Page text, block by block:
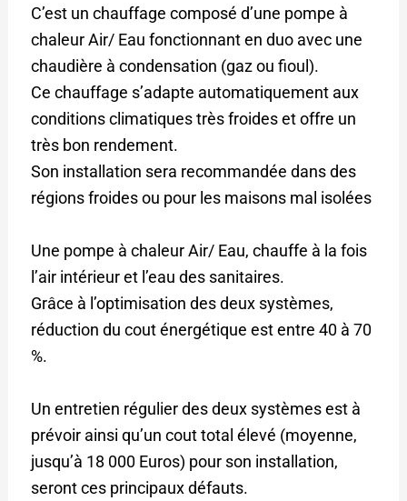
C’est un chauffage composé d’une pompe à
chaleur Air/ Eau fonctionnant en duo avec une
chaudière à condensation (gaz ou fioul).
Ce chauffage s’adapte automatiquement aux
conditions climatiques très froides et offre un
très bon rendement.
Son installation sera recommandée dans des
régions froides ou pour les maisons mal isolées
Une pompe à chaleur Air/ Eau, chauffe à la fois
l’air intérieur et l’eau des sanitaires.
Grâce à l’optimisation des deux systèmes,
réduction du cout énergétique est entre 40 à 70
%.
Un entretien régulier des deux systèmes est à
prévoir ainsi qu’un cout total élevé (moyenne,
jusqu’à 18 000 Euros) pour son installation,
seront ces principaux défauts.